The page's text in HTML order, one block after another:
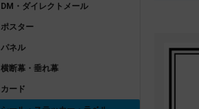
DM・ダイレクトメール
ポスター
パネル
横断幕・垂れ幕
カード